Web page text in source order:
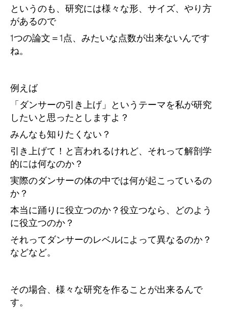
というのも、研究には様々な形、サイズ、やり方
があるので
1つの論文＝1点、みたいな点数が出来ないんです
ね。
例えば
「ダンサーの引き上げ」というテーマを私が研究
したいと思ったとしますよ？
みんなも知りたくない？
引き上げて！と言われるけれど、それって解剖学
的には何なのか？
実際のダンサーの体の中では何が起こっているの
か？
本当に踊りに役立つのか？役立つなら、どのよう
に役立つのか？
それってダンサーのレベルによって異なるのか？
などなど。
その場合、様々な研究を作ることが出来るんで
す。